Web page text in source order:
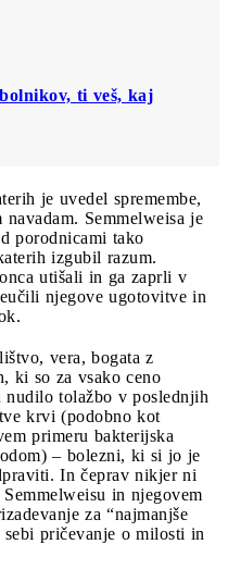
ti veš, kaj
je uvedel spremembe,
Semmelweisa je
porodnicami tako
izgubil razum.
utišali in ga zaprli v
njegove ugotovitve in
vera, bogata z
ki so za vsako ceno
nudilo tolažbo v poslednjih
krvi (podobno kot
primeru bakterijska
– bolezni, ki si jo je
In čeprav nikjer ni
in njegovem
za “najmanjše
pričevanje o milosti in